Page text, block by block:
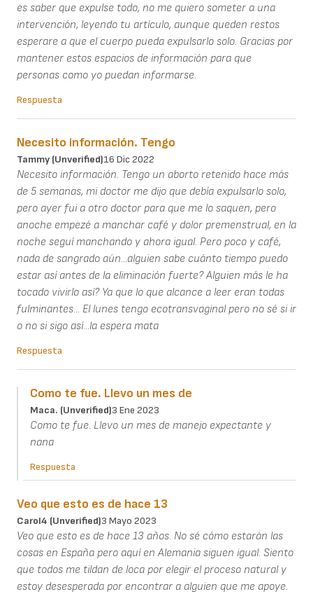
es saber que expulse todo, no me quiero someter a una
intervención, leyendo tu artículo, aunque queden restos
esperare a que el cuerpo pueda expulsarlo solo. Gracias por
mantener estos espacios de información para que
personas como yo puedan informarse.
Respuesta
Necesito información. Tengo
Tammy (unverified)16 Dic 2022
Necesito información. Tengo un aborto retenido hace más
de 5 semanas, mi doctor me dijo que debía expulsarlo solo,
pero ayer fui a otro doctor para que me lo saquen, pero
anoche empezé a manchar café y dolor premenstrual, en la
noche seguí manchando y ahora igual. Pero poco y café,
nada de sangrado aún...alguien sabe cuánto tiempo puedo
estar así antes de la eliminación fuerte? Alguien más le ha
tocado vivirlo así? Ya que lo que alcance a leer eran todas
fulminantes... El lunes tengo ecotransvaginal pero no sé si ir
o no si sigo así...la espera mata
Respuesta
Como te fue. Llevo un mes de
Maca. (unverified)3 Ene 2023
Como te fue. Llevo un mes de manejo expectante y
nana
Respuesta
Veo que esto es de hace 13
Carol4 (unverified)3 Mayo 2023
Veo que esto es de hace 13 años. No sé cómo estarán las
cosas en España pero aquí en Alemania siguen igual. Siento
que todos me tildan de loca por elegir el proceso natural y
estoy desesperada por encontrar a alguien que me apoye.